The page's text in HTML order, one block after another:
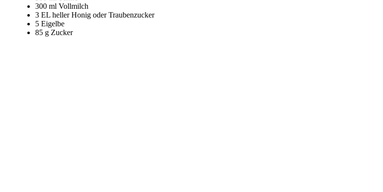
300 ml Vollmilch
3 EL heller Honig oder Traubenzucker
5 Eigelbe
85 g Zucker